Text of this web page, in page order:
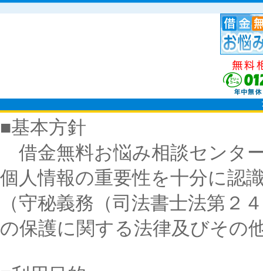
■基本方針
借金無料お悩み相談センタ
個人情報の重要性を十分に認
（守秘義務（司法書士法第２
の保護に関する法律及びその